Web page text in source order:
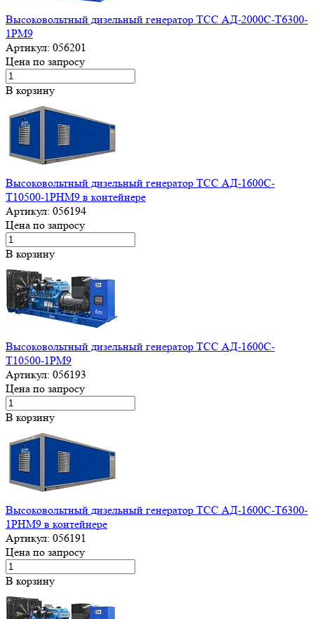
Высоковольтный дизельный генератор ТСС АД-2000С-Т6300-
1РМ9
Артикул: 056201
Цена по запросу
В корзину
Высоковольтный дизельный генератор ТСС АД-1600С-
Т10500-1РНМ9 в контейнере
Артикул: 056194
Цена по запросу
В корзину
Высоковольтный дизельный генератор ТСС АД-1600С-
Т10500-1РМ9
Артикул: 056193
Цена по запросу
В корзину
Высоковольтный дизельный генератор ТСС АД-1600С-Т6300-
1РНМ9 в контейнере
Артикул: 056191
Цена по запросу
В корзину